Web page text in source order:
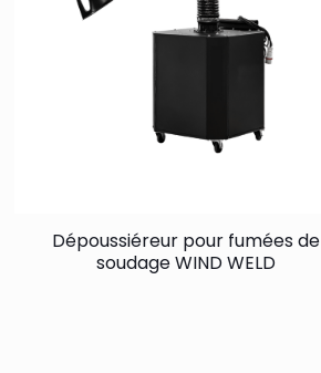
Dépoussiéreur pour fumées de
soudage WIND WELD